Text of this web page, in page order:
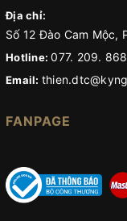
Địa chỉ:
Số 12 Đào Cam Mộc,
Hotline:077. 209.
Email:
FANPAGE